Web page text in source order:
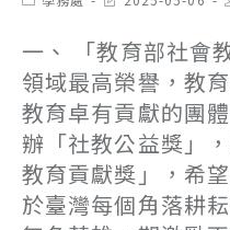
一、 「教育部社會
領域最高榮譽，教
教育卓有貢獻的團
辦「社教公益獎」
教育貢獻獎」，希
於臺灣每個角落耕